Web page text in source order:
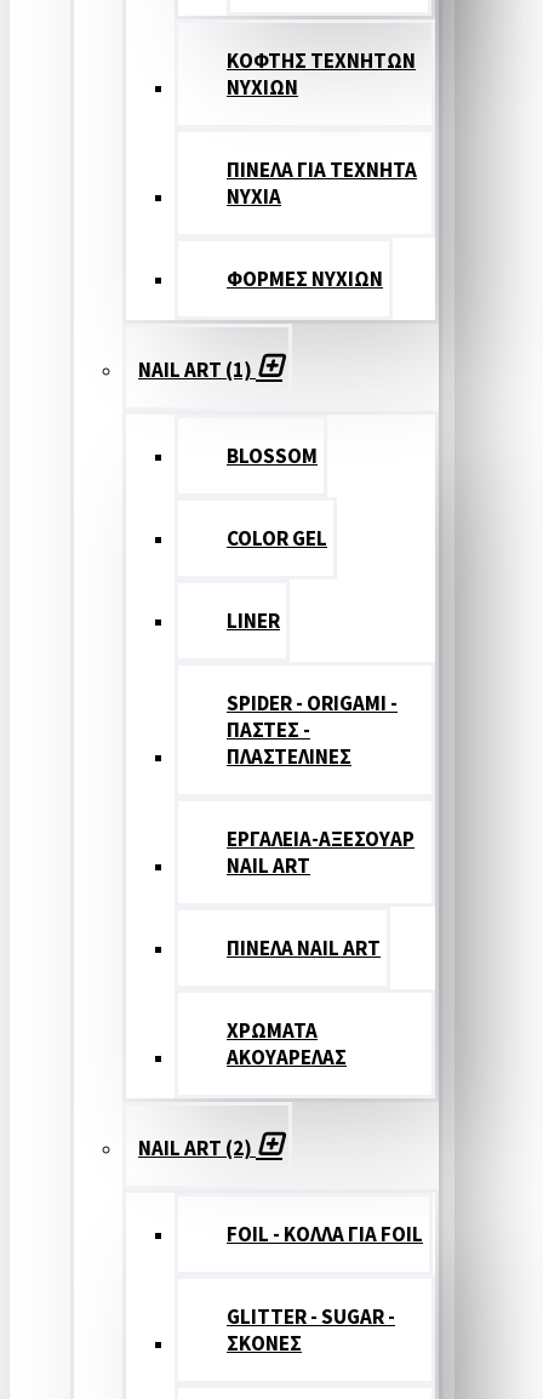
ΚΟΦΤΗΣ ΤΕΧΝΗΤΩΝ
ΝΥΧΙΩΝ
ΠΙΝΕΛΑ ΓΙΑ ΤΕΧΝΗΤΑ
ΝΥΧΙΑ
ΦΟΡΜΕΣ ΝΥΧΙΩΝ
NAIL ART (1)
BLOSSOM
COLOR GEL
LINER
SPIDER - ORIGAMI -
ΠΑΣΤΕΣ -
ΠΛΑΣΤΕΛΙΝΕΣ
ΕΡΓΑΛΕΙΑ-ΑΞΕΣΟΥΑΡ
NAIL ART
ΠΙΝΕΛΑ NAIL ART
ΧΡΩΜΑΤΑ
ΑΚΟΥΑΡΕΛΑΣ
NAIL ART (2)
FOIL - ΚΟΛΛΑ ΓΙΑ FOIL
GLITTER - SUGAR -
ΣΚΟΝΕΣ